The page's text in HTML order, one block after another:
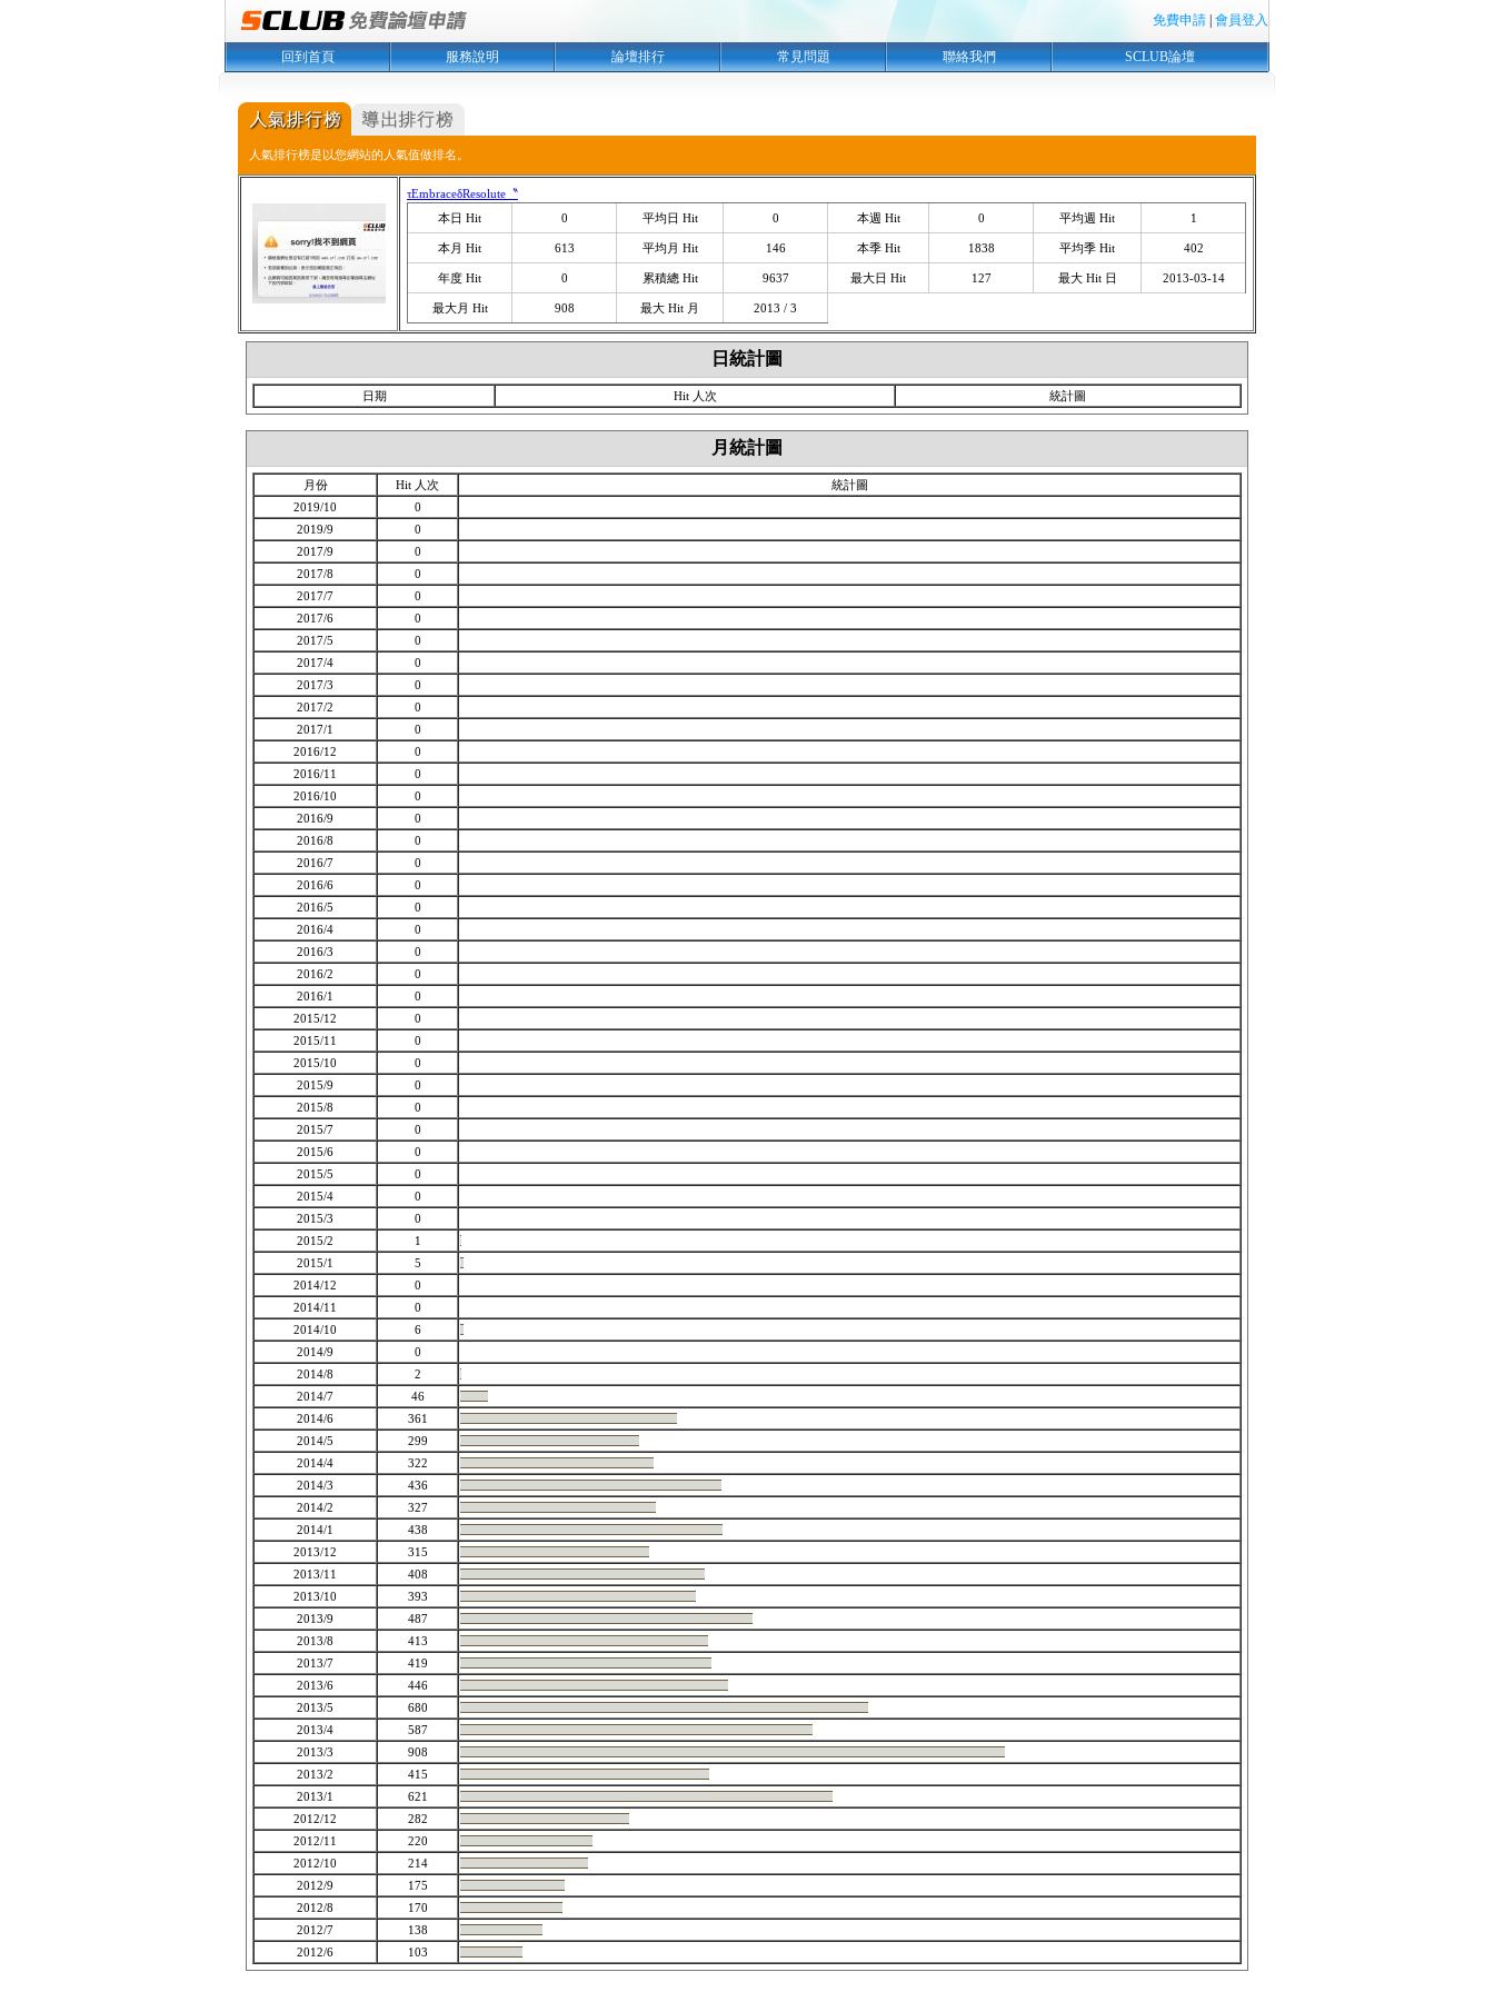
免費申請 會員登入
回到首頁 服務說明 論壇排行 常見問題 聯絡我們 SCLUB論壇
人氣排行榜是以您網站的人氣值做排名。
τEmbraceδResolute〝
本日 Hit
0 平均日 Hit 0 本週 Hit 0 平均週 Hit 1
本月 Hit 613 平均月 Hit 146 本季 Hit 1838 平均季 Hit 402
年度 Hit 0 累積總 Hit 9637 最大日 Hit 127 最大 Hit 日 2013-03-14
最大月 Hit 908 最大 Hit 月 2013 / 3
日統計圖
日期 Hit 人次 統計圖
月統計圖
月份 Hit 人次
統計圖
2019/10
0
2019/9
0
2017/9
0
2017/8
0
2017/7
0
2017/6
0
2017/5
0
2017/4
0
2017/3
0
2017/2
0
2017/1
0
2016/12
0
2016/11
0
2016/10
0
2016/9
0
2016/8
0
2016/7
0
2016/6
0
2016/5
0
2016/4
0
2016/3
0
2016/2
0
2016/1
0
2015/12
0
2015/11
0
2015/10
0
2015/9
0
2015/8
0
2015/7
0
2015/6
0
2015/5
0
2015/4
0
2015/3
0
2015/2
1
2015/1
5
2014/12
0
2014/11
0
2014/10
6
2014/9
0
2014/8
2
2014/7
46
2014/6
361
2014/5
299
2014/4
322
2014/3
436
2014/2
327
2014/1
438
2013/12
315
2013/11
408
2013/10
393
2013/9
487
2013/8
413
2013/7
419
2013/6
446
2013/5
680
2013/4
587
2013/3
908
2013/2
415
2013/1
621
2012/12
282
2012/11
220
2012/10
214
2012/9
175
2012/8
170
2012/7
138
2012/6
103